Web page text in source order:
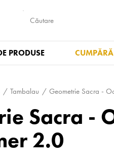
PRODUSE
Tambalau Geometrie Sacra -
Sacra -
2.0